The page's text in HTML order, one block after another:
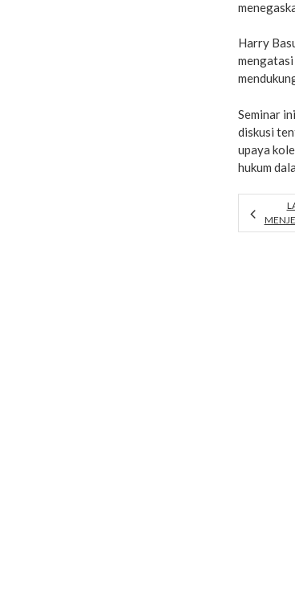
Harry
Seminar
diskusi
upaya
hukum